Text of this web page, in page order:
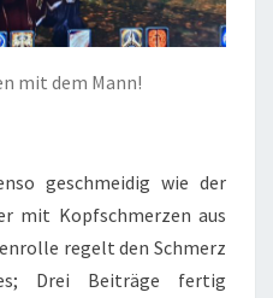
mit dem Mann!
geschmeidig wie der
mit Kopfschmerzen aus
regelt den Schmerz
Drei Beiträge fertig